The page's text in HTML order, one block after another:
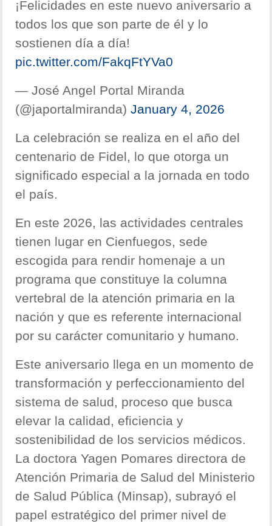
¡Felicidades en este nuevo aniversario a
todos los que son parte de él y lo
sostienen día a día!
pic.twitter.com/FakqFtYVa0
— José Angel Portal Miranda
(@japortalmiranda)January 4, 2026
La celebración se realiza en el año del
centenario de Fidel, lo que otorga un
significado especial a la jornada en todo
el país.
En este 2026, las actividades centrales
tienen lugar en Cienfuegos, sede
escogida para rendir homenaje a un
programa que constituye la columna
vertebral de la atención primaria en la
nación y que es referente internacional
por su carácter comunitario y humano.
Este aniversario llega en un momento de
transformación y perfeccionamiento del
sistema de salud, proceso que busca
elevar la calidad, eficiencia y
sostenibilidad de los servicios médicos.
La doctora Yagen Pomares directora de
Atención Primaria de Salud del Ministerio
de Salud Pública (Minsap), subrayó el
papel estratégico del primer nivel de